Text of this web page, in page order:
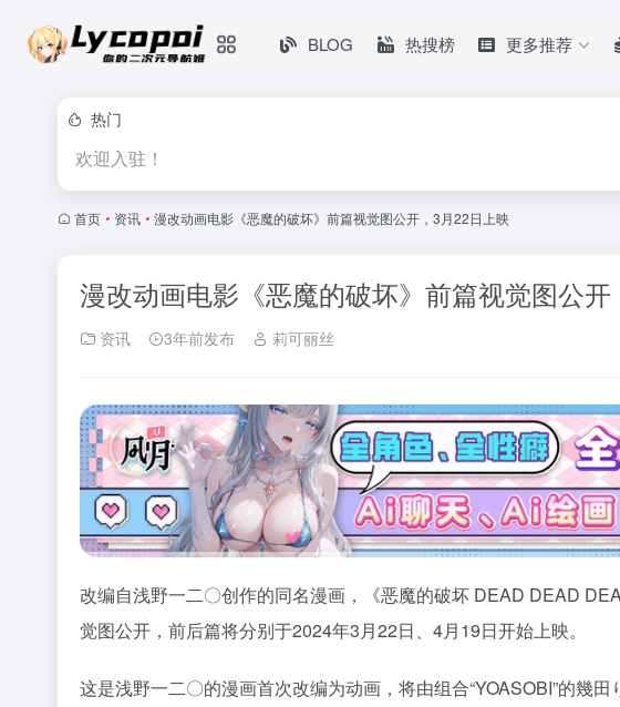
BLOG 热搜榜 更多推荐
热门
欢迎入驻！
首页 • 资讯 • 漫改动画电影《恶魔的破坏》前篇视觉图公开，3月22日上映
漫改动画电影《恶魔的破坏》前篇视觉图公
资讯 3年前发布 莉可丽丝
改编自浅野一二〇创作的同名漫画，《恶魔的破坏 DEAD DEAD
觉图公开，前后篇将分别于2024年3月22日、4月19日开始上映。
这是浅野一二〇的漫画首次改编为动画，将由组合“YOASOBI”的幾田